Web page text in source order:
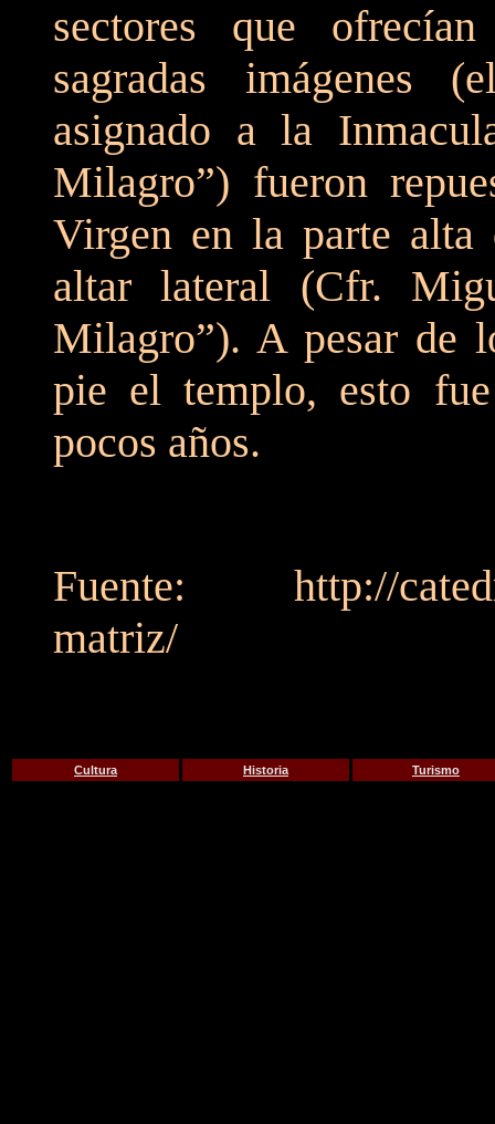
sectores que
sagradas imágenes
asignado a la
Milagro”) fueron
Virgen en la parte
altar lateral (Cfr.
Milagro”). A pesar de
pie el templo, esto
pocos años.
Fuente: http://
matriz/
Cultura Historia Turismo